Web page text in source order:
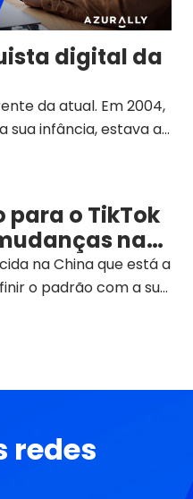
digital da
da atual. Em 2004,
sua infância, estava a
uma tempestade sem
boom do MP3, pela
de partilha
que iria mudar
para o TikTok
na
até à
na China que está a
o padrão com a sua
adaptar às novas
Nos últimos
redes